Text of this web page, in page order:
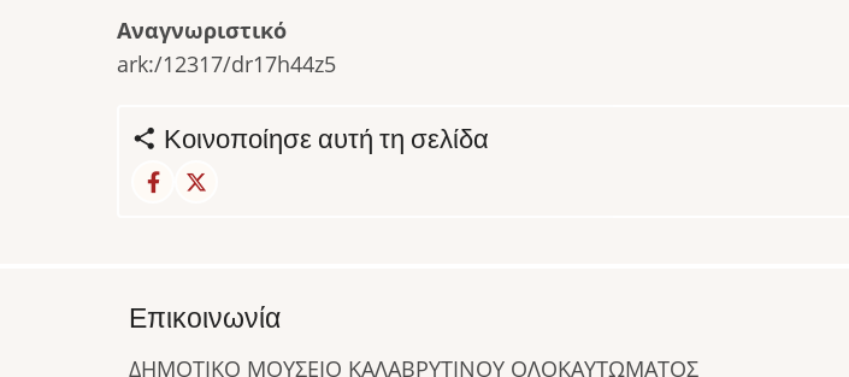
Αναγνωριστικό
ark:/12317/dr17h44z5
Κοινοποίησε αυτή τη σελίδα
Επικοινωνία
ΔΗΜΟΤΙΚΟ ΜΟΥΣΕΙΟ ΚΑΛΑΒΡΥΤΙΝΟΥ ΟΛΟΚΑΥΤΩΜΑΤΟΣ